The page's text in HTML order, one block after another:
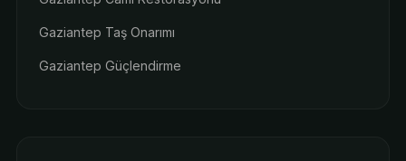
Gaziantep Taş Onarımı
Gaziantep Güçlendirme